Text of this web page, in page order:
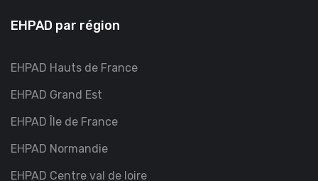
EHPAD par région
EHPAD Hauts de France
EHPAD Grand Est
EHPAD Île de France
EHPAD Normandie
EHPAD Centre val de loire